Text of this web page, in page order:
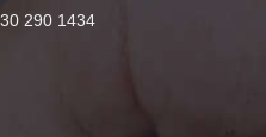
290 1434